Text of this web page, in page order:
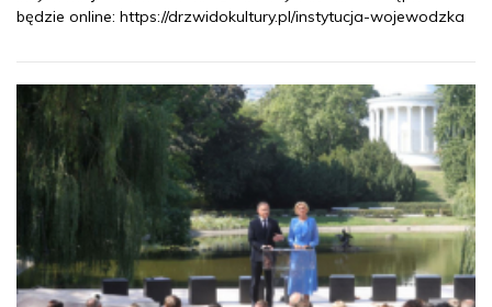
będzie online: https://drzwidokultury.pl/instytucja-wojewodzka